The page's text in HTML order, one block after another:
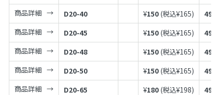
商品詳細
D20-40 ¥150 (税込¥165)
商品詳細
D20-45 ¥150 (税込¥165)
商品詳細
D20-48 ¥150 (税込¥165)
商品詳細
D20-50 ¥150 (税込¥165)
商品詳細
D20-65 ¥180 (税込¥198)